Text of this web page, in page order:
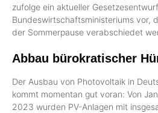
zufolge ein aktueller
Bundeswirtschaftsministeriums vor,
der Sommerpause verabschiedet
Abbau bürokratischer
Der Ausbau von Photovoltaik in
kommt momentan gut voran: Von
2023 wurden PV-Anlagen mit